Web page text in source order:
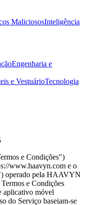
MaliciososInteligência
Engenharia e
e VestuárioTecnologia
e Condições")
www.haavyn.com e o
operado pela HAAVYN
e Condições
aplicativo móvel
do Serviço baseiam-se